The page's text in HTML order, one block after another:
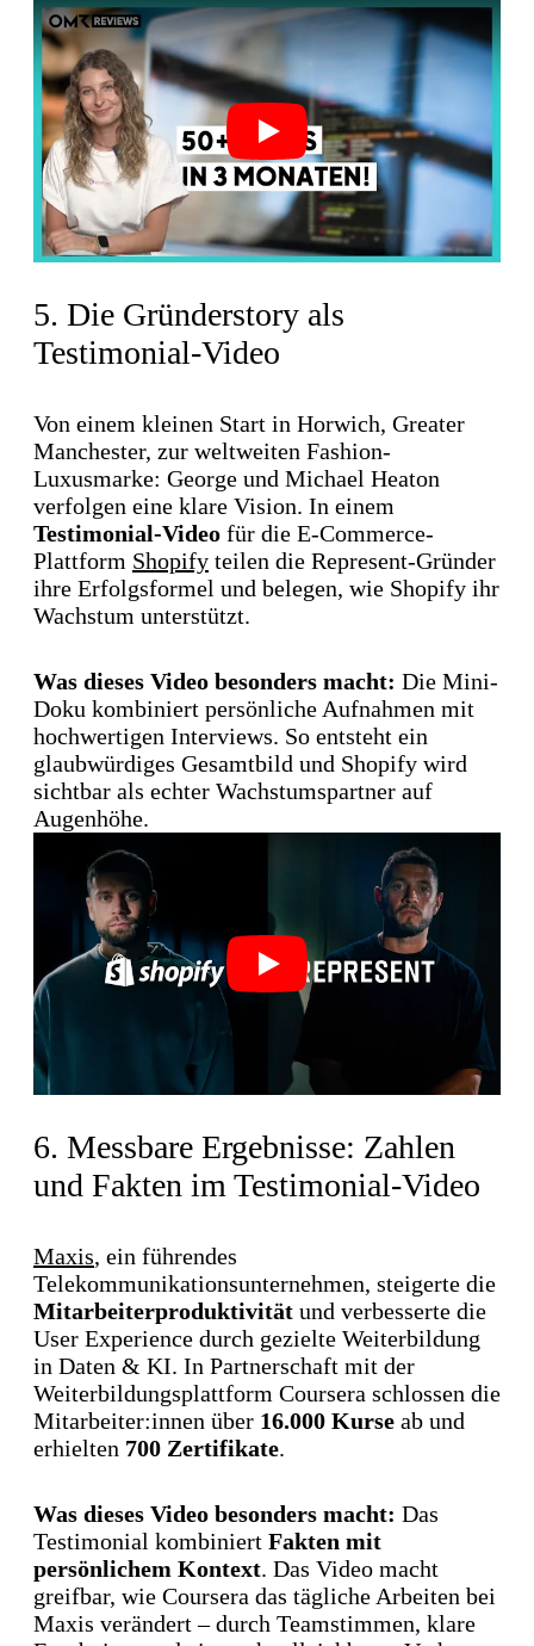
Play
5. Die Gründerstory als
Testimonial-Video
Von einem kleinen Start in Horwich, Greater
Manchester, zur weltweiten Fashion-
Luxusmarke: George und Michael Heaton
verfolgen eine klare Vision. In einem
Testimonial-Video für die E-Commerce-
Plattform Shopify teilen die Represent-Gründer
ihre Erfolgsformel und belegen, wie Shopify ihr
Wachstum unterstützt.
Was dieses Video besonders macht: Die Mini-
Doku kombiniert persönliche Aufnahmen mit
hochwertigen Interviews. So entsteht ein
glaubwürdiges Gesamtbild und Shopify wird
sichtbar als echter Wachstumspartner auf
Augenhöhe.
Play
6. Messbare Ergebnisse: Zahlen
und Fakten im Testimonial-Video
Maxis, ein führendes
Telekommunikationsunternehmen, steigerte die
Mitarbeiterproduktivität und verbesserte die
User Experience durch gezielte Weiterbildung
in Daten & KI. In Partnerschaft mit der
Weiterbildungsplattform Coursera schlossen die
Mitarbeiter:innen über 16.000 Kurse ab und
erhielten 700 Zertifikate.
Was dieses Video besonders macht: Das
Testimonial kombiniert Fakten mit
persönlichem Kontext. Das Video macht
greifbar, wie Coursera das tägliche Arbeiten bei
Maxis verändert – durch Teamstimmen, klare